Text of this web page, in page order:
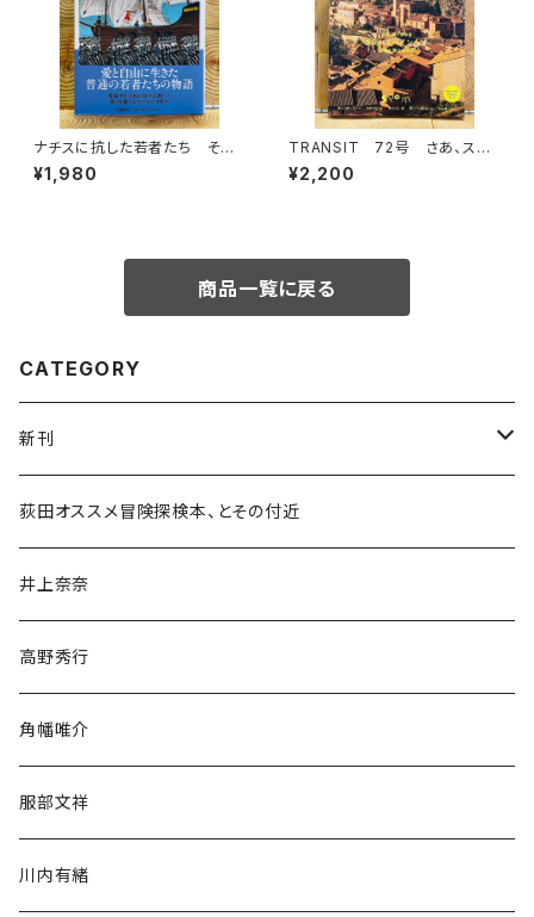
ナチスに抗した若者たち その
生き方を問う
¥1,980
TRANSIT 72号 さあ、スペ
インへ！ 太陽と海と土の国
¥2,200
商品一覧に戻る
CATEGORY
新刊
和書
文学・小説・物語
随筆・ノンフィクション・その他
荻田オススメ冒険探検本、とその付近
井上奈奈
高野秀行
角幡唯介
服部文祥
川内有緒